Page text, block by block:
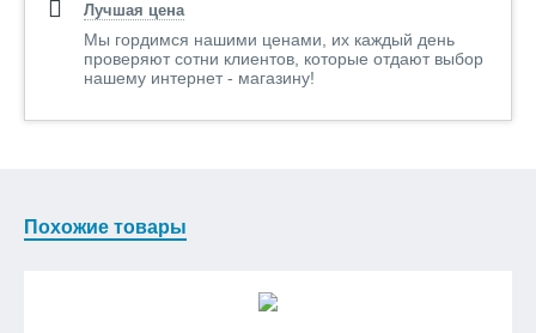
Лучшая цена
Мы гордимся нашими ценами, их каждый день
проверяют сотни клиентов, которые отдают выбор
нашему интернет - магазину!
Похожие товары